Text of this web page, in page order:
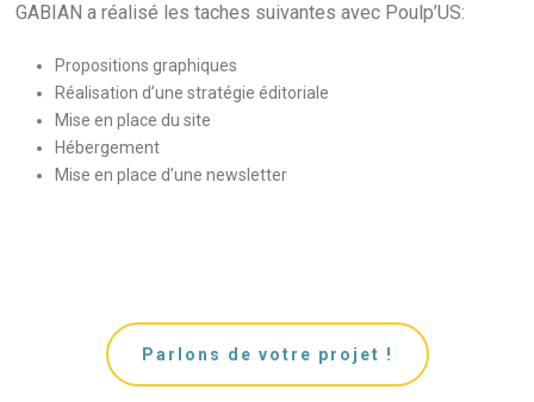
GABIAN a réalisé les taches suivantes avec Poulp’US:
Propositions graphiques
Réalisation d’une stratégie éditoriale
Mise en place du site
Hébergement
Mise en place d’une newsletter
Parlons de votre projet !